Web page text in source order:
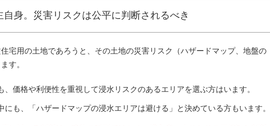
身。災害リスクは公平に判断されるべき
宅用の土地であろうと、その土地の災害リスク（ハザードマップ、地盤の
す。
、価格や利便性を重視して浸水リスクのあるエリアを選ぶ方はいます。
にも、「ハザードマップの浸水エリアは避ける」と決めている方もいます。